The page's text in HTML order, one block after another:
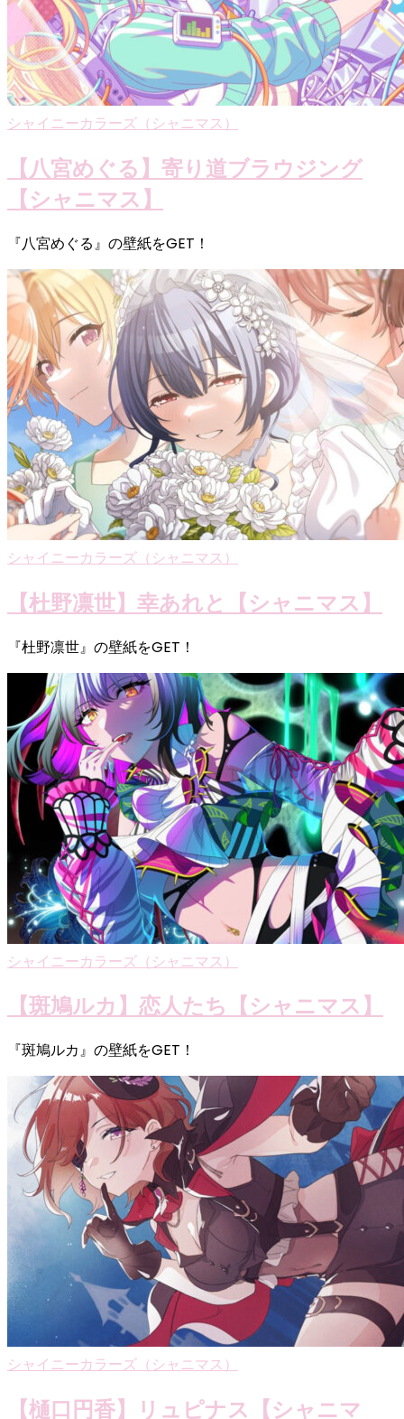
シャイニーカラーズ（シャニマス）
【八宮めぐる】寄り道ブラウジング
【シャニマス】
『八宮めぐる』の壁紙をGET！
シャイニーカラーズ（シャニマス）
【杜野凛世】幸あれと【シャニマス】
『杜野凛世』の壁紙をGET！
シャイニーカラーズ（シャニマス）
【斑鳩ルカ】恋人たち【シャニマス】
『斑鳩ルカ』の壁紙をGET！
シャイニーカラーズ（シャニマス）
【樋口円香】リュピナス【シャニマ